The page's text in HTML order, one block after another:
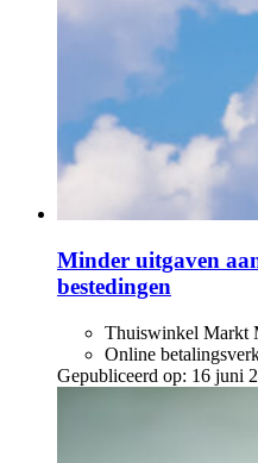
Minder uitgaven
bestedingen
Thuiswinkel Markt
Online
Gepubliceerd op: 16 juni